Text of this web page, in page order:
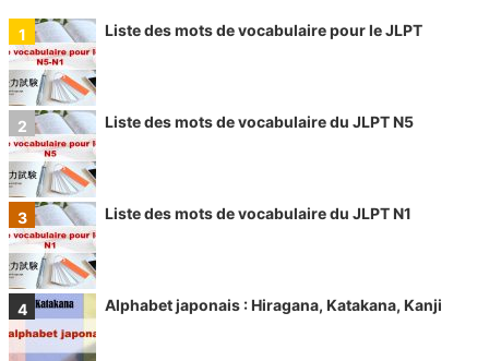
Liste des mots de vocabulaire pour le JLPT
Liste des mots de vocabulaire du JLPT N5
Liste des mots de vocabulaire du JLPT N1
Alphabet japonais : Hiragana, Katakana, Kanji